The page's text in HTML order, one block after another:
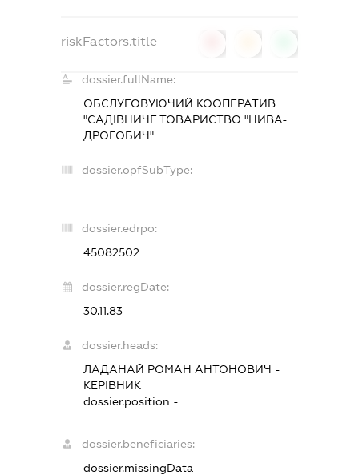
riskFactors.title
dossier.fullName:
ОБСЛУГОВУЮЧИЙ КООПЕРАТИВ
"САДІВНИЧЕ ТОВАРИСТВО "НИВА-
ДРОГОБИЧ"
dossier.opfSubType:
-
dossier.edrpo:
45082502
dossier.regDate:
30.11.83
dossier.heads:
ЛАДАНАЙ РОМАН АНТОНОВИЧ -
КЕРІВНИК
dossier.position -
dossier.beneficiaries:
dossier.missingData